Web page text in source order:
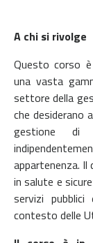
A chi si rivolge
Questo corso
una vasta
settore della
che desiderano
gestione di
appartenenza.
in salute e
servizi
contesto delle